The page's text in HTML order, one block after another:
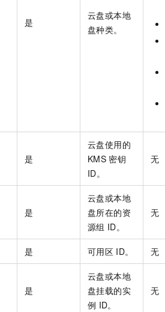
是
云盘或本地
盘种类。
是
云盘使用的
KMS 密钥
ID。
无
是
云盘或本地
盘所在的资
源组 ID。
无
是 可用区 ID。 无
是
云盘或本地
盘挂载的实
例 ID。
无